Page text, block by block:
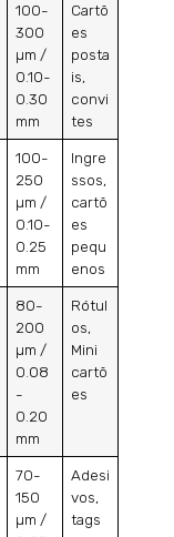
100-
300
µm /
0.10-
0.30
mm
Cartõ
es
posta
is,
convi
tes
100-
250
µm /
0.10-
0.25
mm
Ingre
ssos,
cartõ
es
pequ
enos
80-
200
µm /
0.08
-
0.20
mm
Rótul
os,
Mini
cartõ
es
70-
150
µm /
Adesi
vos,
tags